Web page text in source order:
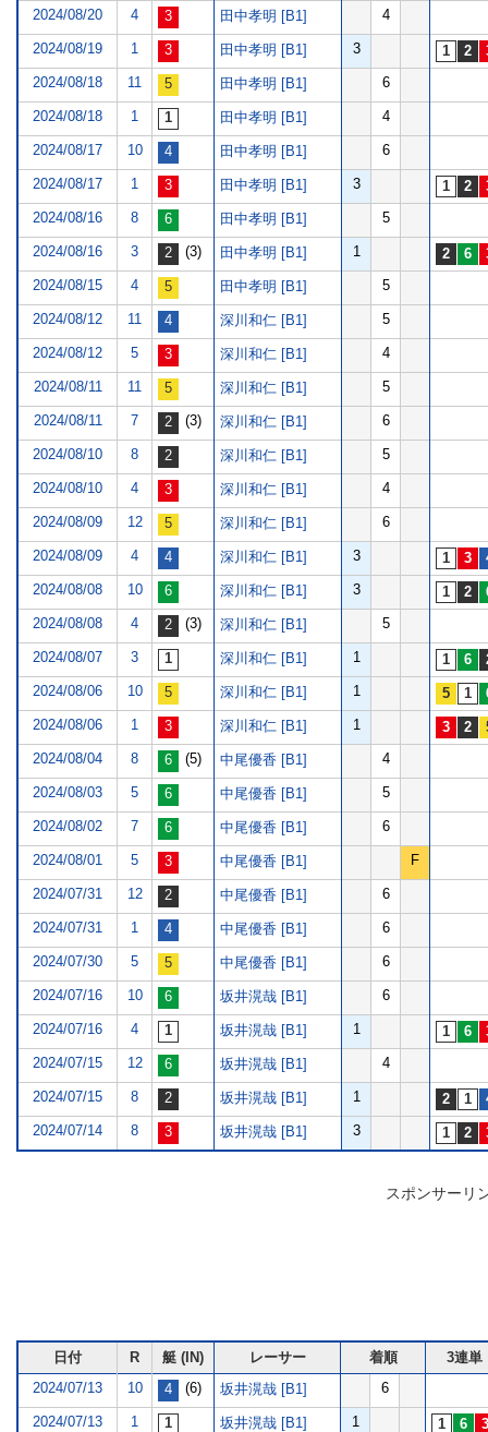
2024/08/20 4 田中孝明 [B1] 4
2024/08/19 1 田中孝明 [B1] 3
2024/08/18 11 田中孝明 [B1] 6
2024/08/18 1 田中孝明 [B1] 4
2024/08/17 10 田中孝明 [B1] 6
2024/08/17 1 田中孝明 [B1] 3
2024/08/16 8 田中孝明 [B1] 5
2024/08/16 3 (3) 田中孝明 [B1] 1
2024/08/15 4 田中孝明 [B1] 5
2024/08/12 11 深川和仁 [B1] 5
2024/08/12 5 深川和仁 [B1] 4
2024/08/11 11 深川和仁 [B1] 5
2024/08/11 7 (3) 深川和仁 [B1] 6
2024/08/10 8 深川和仁 [B1] 5
2024/08/10 4 深川和仁 [B1] 4
2024/08/09 12 深川和仁 [B1] 6
2024/08/09 4 深川和仁 [B1] 3
2024/08/08 10 深川和仁 [B1] 3
2024/08/08 4 (3) 深川和仁 [B1] 5
2024/08/07 3 深川和仁 [B1] 1
2024/08/06 10 深川和仁 [B1] 1
2024/08/06 1 深川和仁 [B1] 1
2024/08/04 8 (5) 中尾優香 [B1] 4
2024/08/03 5 中尾優香 [B1] 5
2024/08/02 7 中尾優香 [B1] 6
2024/08/01 5 中尾優香 [B1] F
2024/07/31 12 中尾優香 [B1] 6
2024/07/31 1 中尾優香 [B1] 6
2024/07/30 5 中尾優香 [B1] 6
2024/07/16 10 坂井滉哉 [B1] 6
2024/07/16 4 坂井滉哉 [B1] 1
2024/07/15 12 坂井滉哉 [B1] 4
2024/07/15 8 坂井滉哉 [B1] 1
2024/07/14 8 坂井滉哉 [B1] 3
スポンサーリ
日付 R 艇 (IN) レーサー 着順
3連単
2024/07/13
10 (6) 坂井滉哉 [B1] 6
2024/07/13 1 坂井滉哉 [B1] 1